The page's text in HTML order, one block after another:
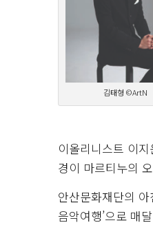
김태형 ©ArtN
이올리니스트 이
경이 마르티누의
안산문화재단의
음악여행’으로 매